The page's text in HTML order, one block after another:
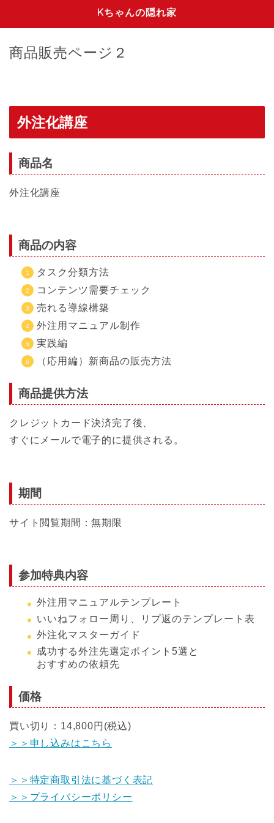
Kちゃんの隠れ家
商品販売ページ２
外注化講座
商品名
外注化講座
商品の内容
タスク分類方法
コンテンツ需要チェック
売れる導線構築
外注用マニュアル制作
実践編
（応用編）新商品の販売方法
商品提供方法
クレジットカード決済完了後、
すぐにメールで電子的に提供される。
期間
サイト閲覧期間：無期限
参加特典内容
外注用マニュアルテンプレート
いいねフォロー周り、リプ返のテンプレート表
外注化マスターガイド
成功する外注先選定ポイント5選と
おすすめの依頼先
価格
買い切り：14,800円(税込)
＞＞申し込みはこちら
＞＞特定商取引法に基づく表記
＞＞プライバシーポリシー